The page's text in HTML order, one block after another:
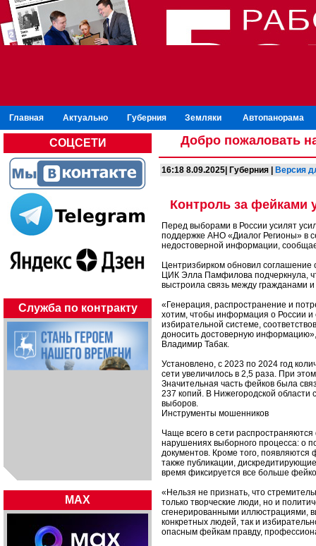
Главная Актуально Губерния Земляки Автопанорама
СОЦСЕТИ
Служба по контракту
MAX
Добро пожаловать
16:18 8.09.2025| Губерния | Версия
Контроль за фейками
Перед выборами в России усилят
поддержке АНО «Диалог Регионы» в
недостоверной информации,
Центризбирком обновил
ЦИК Элла Памфилова подчеркнула,
выстроила связь между гражданами
«Генерация, распространение и
хотим, чтобы информация о России и
избирательной системе,
доносить достоверную
Владимир Табак.
Установлено, с 2023 по 2024 год
сети увеличилось в 2,5 раза. При
Значительная часть фейков была
237 копий. В Нижегородской области
выборов.
Инструменты мошенников
Чаще всего в сети
нарушениях выборного процесса: о
документов. Кроме того, появляются
также публикации,
время фиксируется все больше
«Нельзя не признать, что
только творческие люди, но и
сгенерированными иллюстрациями,
конкретных людей, так и
опасным фейкам правду,